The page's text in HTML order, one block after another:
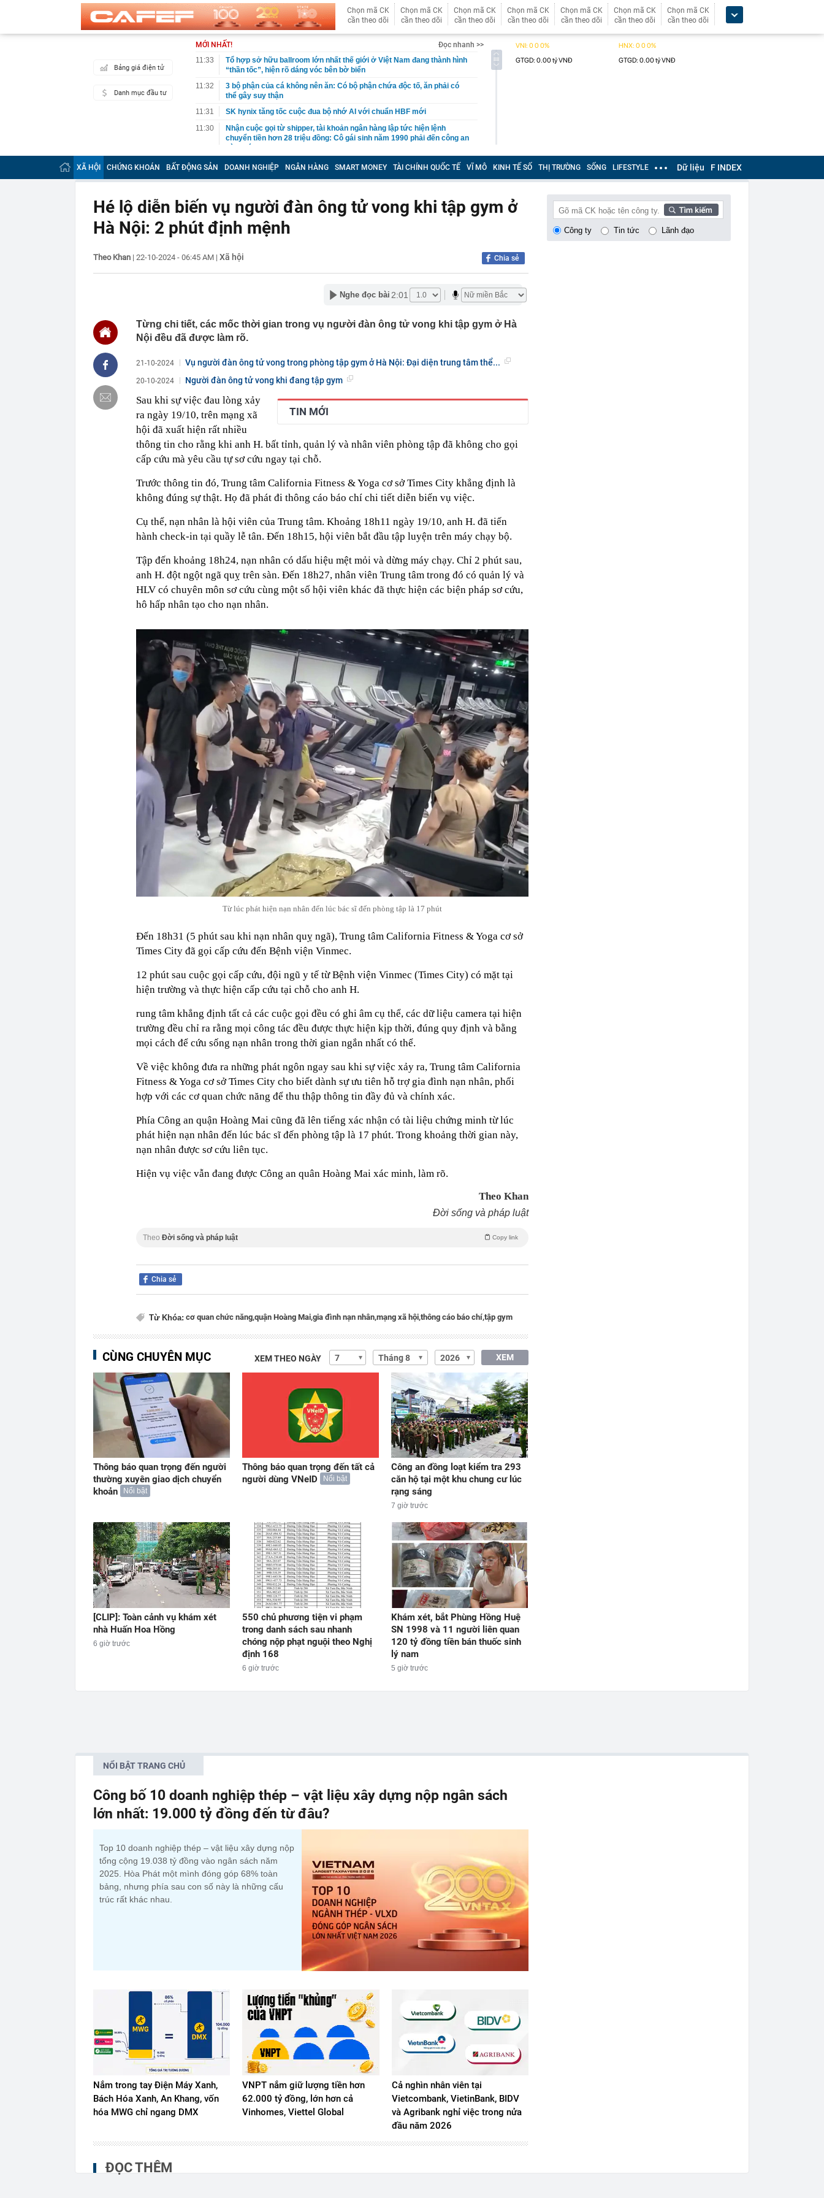
Chọn mã CK
cần theo dõi
Chọn mã CK
cần theo dõi
Chọn mã CK
cần theo dõi
Chọn mã CK
cần theo dõi
Chọn mã CK
cần theo dõi
Chọn mã CK
cần theo dõi
Chọn mã CK
cần theo dõi
Bảng giá điện tử
Danh mục đầu tư
MỚI NHẤT!
Đọc nhanh >>
11:33
Tổ hợp sở hữu ballroom lớn nhất thế giới ở Việt Nam đang thành hình
“thần tốc”, hiện rõ dáng vóc bên bờ biển
11:32
3 bộ phận của cá không nên ăn: Có bộ phận chứa độc tố, ăn phải có
thể gây suy thận
11:31
SK hynix tăng tốc cuộc đua bộ nhớ AI với chuẩn HBF mới
11:30
Nhận cuộc gọi từ shipper, tài khoản ngân hàng lập tức hiện lệnh
chuyển tiền hơn 28 triệu đồng: Cô gái sinh năm 1990 phải đến công an
11:30
Cận cảnh gần 7 km gắn 'tường' chống ồn trên Vành đai 3 qua khu đô
dịch vụ và giải pháp chuyển đổi số uy tín năm 2026
11:15
Việt Nam có 1 đại học vùng vừa đạt doanh thu 2.200 tỷ đồng, trả lương
516 tỷ đồng/năm, quy tụ đến 2.443 Thạc sĩ, Tiến sĩ, Phó Giáo sư, Giáo
sư
mới biết một vấn đề
Công an đồng loạt kiểm tra 293 căn hộ tại một khu chung cư lúc rạng
11:05
Cổ phiếu Vinamilk có 'biến'
11:05
Mỹ ghi nhận ca tử vong đầu tiên liên quan đến đợt dịch Cyclospora
10:59
BIDV có thông báo quan trọng đến toàn bộ khách hàng
10:58
Nợ xấu của ngân hàng Agribank hiện nay
10:58
km vẫn dùng động cơ, hộp số nguyên bản
10:51
Việt Nam bắt đầu khai thác "mỏ vàng" 4.000 tỷ USD
10:49
Giá bạc leo lên cao nhất 2 tháng, hơn 40 tấn “về kho” một gã khổng lồ
chỉ trong một ngày
10:45
Cắt giảm, đơn giản hóa thủ tục hành chính, điều kiện kinh doanh trong
XÃ HỘI CHỨNG KHOÁN BẤT ĐỘNG SẢN DOANH NGHIỆP NGÂN HÀNG SMART MONEY TÀI CHÍNH QUỐC TẾ VĨ MÔ KINH TẾ SỐ THỊ TRƯỜNG SỐNG LIFESTYLE Dữ liệu F INDEX
Hé lộ diễn biến vụ người đàn ông tử vong khi tập gym ở
Hà Nội: 2 phút định mệnh
Theo Khan | 22-10-2024 - 06:45 AM | Xã hội Chia sẻ
Nghe đọc bài 2:01
Từng chi tiết, các mốc thời gian trong vụ người đàn ông tử vong khi tập gym ở Hà
Nội đều đã được làm rõ.
21-10-2024 Vụ người đàn ông tử vong trong phòng tập gym ở Hà Nội: Đại diện trung tâm thể...
20-10-2024 Người đàn ông tử vong khi đang tập gym
TIN MỚI
Sau khi sự việc đau lòng xảy
ra ngày 19/10, trên mạng xã
hội đã xuất hiện rất nhiều
thông tin cho rằng khi anh H. bất tỉnh, quản lý và nhân viên phòng tập đã không cho gọi
cấp cứu mà yêu cầu tự sơ cứu ngay tại chỗ.
Trước thông tin đó, Trung tâm California Fitness & Yoga cơ sở Times City khẳng định là
không đúng sự thật. Họ đã phát đi thông cáo báo chí chi tiết diễn biến vụ việc.
Cụ thể, nạn nhân là hội viên của Trung tâm. Khoảng 18h11 ngày 19/10, anh H. đã tiến
hành check-in tại quầy lễ tân. Đến 18h15, hội viên bắt đầu tập luyện trên máy chạy bộ.
Tập đến khoảng 18h24, nạn nhân có dấu hiệu mệt mỏi và dừng máy chạy. Chỉ 2 phút sau,
anh H. đột ngột ngã quỵ trên sàn. Đến 18h27, nhân viên Trung tâm trong đó có quản lý và
HLV có chuyên môn sơ cứu cùng một số hội viên khác đã thực hiện các biện pháp sơ cứu,
hô hấp nhân tạo cho nạn nhân.
Từ lúc phát hiện nạn nhân đến lúc bác sĩ đến phòng tập là 17 phút
Đến 18h31 (5 phút sau khi nạn nhân quỵ ngã), Trung tâm California Fitness & Yoga cơ sở
Times City đã gọi cấp cứu đến Bệnh viện Vinmec.
12 phút sau cuộc gọi cấp cứu, đội ngũ y tế từ Bệnh viện Vinmec (Times City) có mặt tại
hiện trường và thực hiện cấp cứu tại chỗ cho anh H.
rung tâm khẳng định tất cả các cuộc gọi đều có ghi âm cụ thể, các dữ liệu camera tại hiện
trường đều chỉ ra rằng mọi công tác đều được thực hiện kịp thời, đúng quy định và bằng
mọi cách để cứu sống nạn nhân trong thời gian ngắn nhất có thể.
Về việc không đưa ra những phát ngôn ngay sau khi sự việc xảy ra, Trung tâm California
Fitness & Yoga cơ sở Times City cho biết dành sự ưu tiên hỗ trợ gia đình nạn nhân, phối
hợp với các cơ quan chức năng để thu thập thông tin đầy đủ và chính xác.
Phía Công an quận Hoàng Mai cũng đã lên tiếng xác nhận có tài liệu chứng minh từ lúc
phát hiện nạn nhân đến lúc bác sĩ đến phòng tập là 17 phút. Trong khoảng thời gian này,
nạn nhân được sơ cứu liên tục.
Hiện vụ việc vẫn đang được Công an quân Hoàng Mai xác minh, làm rõ.
Theo Khan
Đời sống và pháp luật
Theo Đời sống và pháp luật Copy link
Chia sẻ
Từ Khóa: cơ quan chức năng,quận Hoàng Mai,gia đình nạn nhân,mạng xã hội,thông cáo báo chí,tập gym
CÙNG CHUYÊN MỤC XEM THEO NGÀY XEM
Thông báo quan trọng đến người
thường xuyên giao dịch chuyển
khoản
Nổi bật
Thông báo quan trọng đến tất cả
người dùng VNeID
Nổi bật
Công an đồng loạt kiểm tra 293
căn hộ tại một khu chung cư lúc
rạng sáng
7 giờ trước
[CLIP]: Toàn cảnh vụ khám xét
nhà Huấn Hoa Hồng
6 giờ trước
550 chủ phương tiện vi phạm
trong danh sách sau nhanh
chóng nộp phạt nguội theo Nghị
định 168
6 giờ trước
Khám xét, bắt Phùng Hồng Huệ
SN 1998 và 11 người liên quan
120 tỷ đồng tiền bán thuốc sinh
lý nam
5 giờ trước
Công ty Tin tức Lãnh đạo
NỔI BẬT TRANG CHỦ
Công bố 10 doanh nghiệp thép – vật liệu xây dựng nộp ngân sách
lớn nhất: 19.000 tỷ đồng đến từ đâu?
Top 10 doanh nghiệp thép – vật liệu xây dựng nộp
tổng cộng 19.038 tỷ đồng vào ngân sách năm
2025. Hòa Phát một mình đóng góp 68% toàn
bảng, nhưng phía sau con số này là những cấu
trúc rất khác nhau.
Nắm trong tay Điện Máy Xanh,
Bách Hóa Xanh, An Khang, vốn
hóa MWG chỉ ngang DMX
VNPT nắm giữ lượng tiền hơn
62.000 tỷ đồng, lớn hơn cả
Vinhomes, Viettel Global
Cả nghìn nhân viên tại
Vietcombank, VietinBank, BIDV
và Agribank nghỉ việc trong nửa
đầu năm 2026
ĐỌC THÊM